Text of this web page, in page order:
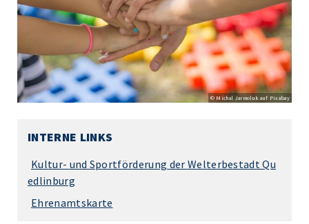
© Michal Jarmoluk auf Pixabay
INTERNE LINKS
Kultur- und Sportförderung der Welterbestadt Qu
edlinburg
Ehrenamtskarte